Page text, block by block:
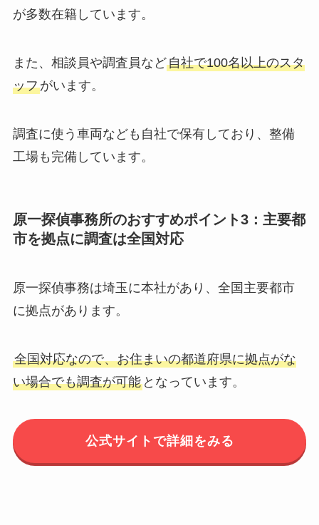
が多数在籍しています。
また、相談員や調査員など自社で100名以上のスタ
ッフがいます。
調査に使う車両なども自社で保有しており、整備
工場も完備しています。
原一探偵事務所のおすすめポイント3：主要都
市を拠点に調査は全国対応
原一探偵事務は埼玉に本社があり、全国主要都市
に拠点があります。
全国対応なので、お住まいの都道府県に拠点がな
い場合でも調査が可能となっています。
公式サイトで詳細をみる